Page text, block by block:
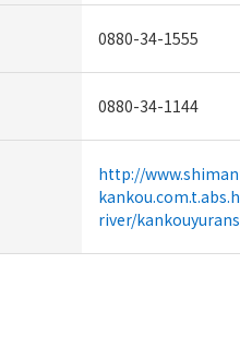
0880-34-1555
0880-34-1144
http://
river/